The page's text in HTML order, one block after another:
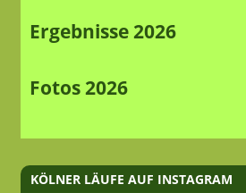
Ergebnisse 2026
Fotos 2026
KÖLNER LÄUFE AUF INSTAGRAM